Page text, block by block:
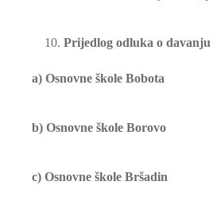
Prijedlog odluka o davanju
a) Osnovne škole Bobota
b) Osnovne škole Borovo
c) Osnovne škole Bršadin